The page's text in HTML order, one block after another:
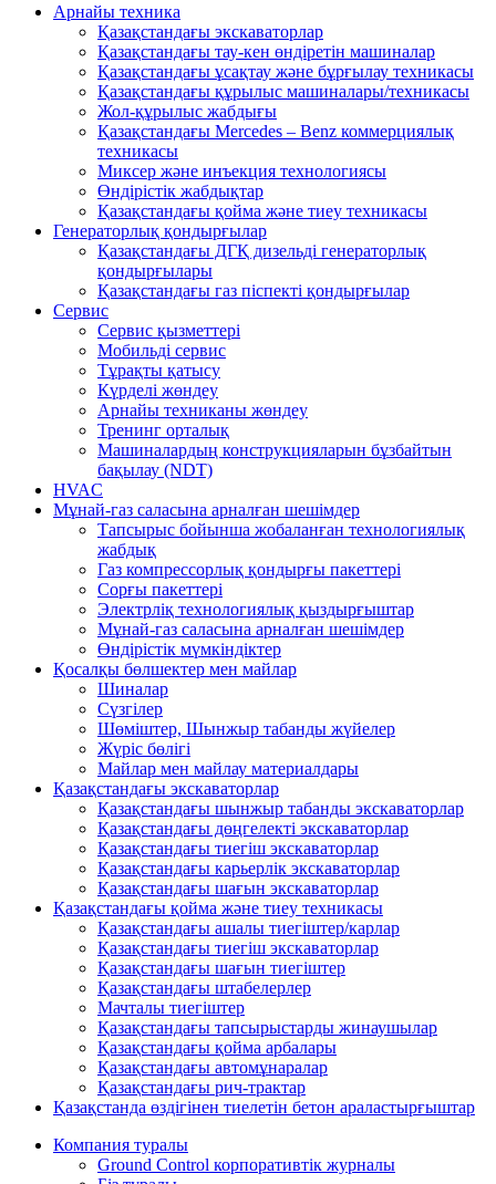
Арнайы техника
Қазақстандағы экскаваторлар
Қазақстандағы тау-кен өндіретін машиналар
Қазақстандағы ұсақтау және бұрғылау техникасы
Қазақстандағы құрылыс машиналары/техникасы
Жол-құрылыс жабдығы
Қазақстандағы Mercedes – Benz коммерциялық
техникасы
Миксер және инъекция технологиясы
Өндірістік жабдықтар
Қазақстандағы қойма және тиеу техникасы
Генераторлық қондырғылар
Қазақстандағы ДГҚ дизельді генераторлық
қондырғылары
Қазақстандағы газ піспекті қондырғылар
Сервис
Сервис қызметтері
Мобильді сервис
Тұрақты қатысу
Күрделі жөндеу
Арнайы техниканы жөндеу
Тренинг орталық
Машиналардың конструкцияларын бұзбайтын
бақылау (NDT)
HVAC
Мұнай-газ саласына арналған шешімдер
Тапсырыс бойынша жобаланған технологиялық
жабдық
Газ компрессорлық қондырғы пакеттері
Сорғы пакеттері
Электрліқ технологиялық қыздырғыштар
Мұнай-газ саласына арналған шешімдер
Өндірістік мүмкіндіктер
Қосалқы бөлшектер мен майлар
Шиналар
Сүзгілер
Шөміштер, Шынжыр табанды жүйелер
Жүріс бөлігі
Майлар мен майлау материалдары
Қазақстандағы экскаваторлар
Қазақстандағы шынжыр табанды экскаваторлар
Қазақстандағы дөңгелекті экскаваторлар
Қазақстандағы тиегіш экскаваторлар
Қазақстандағы карьерлік экскаваторлар
Қазақстандағы шағын экскаваторлар
Қазақстандағы қойма және тиеу техникасы
Қазақстандағы ашалы тиегіштер/карлар
Қазақстандағы тиегіш экскаваторлар
Қазақстандағы шағын тиегіштер
Қазақстандағы штабелерлер
Мачталы тиегіштер
Қазақстандағы тапсырыстарды жинаушылар
Қазақстандағы қойма арбалары
Қазақстандағы автомұнаралар
Қазақстандағы рич-трактар
Қазақстанда өздігінен тиелетін бетон араластырғыштар
Компания туралы
Ground Control корпоративтік журналы